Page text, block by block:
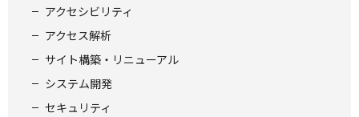
アクセシビリティ
アクセス解析
サイト構築・リニューアル
システム開発
セキュリティ